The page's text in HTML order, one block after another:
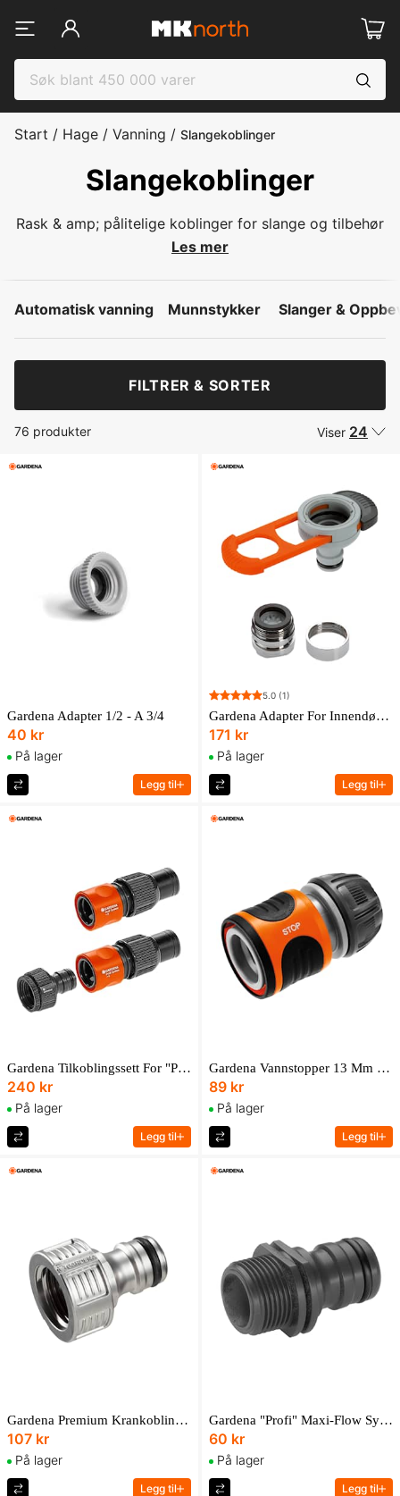
Start / Hage / Vanning / Slangekoblinger
Slangekoblinger
Rask & amp; pålitelige koblinger for slange og tilbehør
Les mer
Automatisk vanning Munnstykker Slanger &
FILTRER & SORTER
76 produkter Viser 24
Gardena Adapter 1/2 - A 3/4
40 kr
På lager
Legg til
5.0 (1)
Gardena Adapter For Innendørs Vannkraner
171 kr
På lager
Legg til
Gardena Tilkoblingssett For "Profi" Maxi-Flow-System
240 kr
På lager
Legg til
Gardena Vannstopper 13 Mm (1/2") – 15 Mm (5/8")
89 kr
På lager
Legg til
Gardena Premium Krankobling 21 Mm (G 1/2")
107 kr
På lager
Legg til
Gardena "Profi" Maxi-Flow System Universaladapter 26,5 Mm (G 3/4")
60 kr
På lager
Legg til